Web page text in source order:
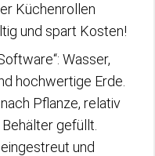
Küchenrollen
und spart Kosten!
Wasser,
hochwertige Erde.
Pflanze, relativ
gefüllt.
und